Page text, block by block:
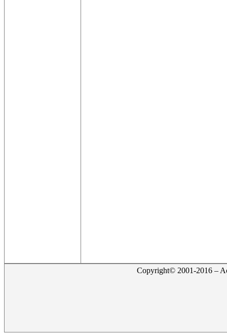
Copyright© 2001-2016 –